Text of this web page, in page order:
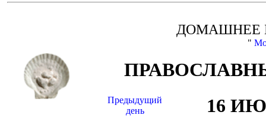
ДОМАШНЕЕ
"
Предыдущий
день
16